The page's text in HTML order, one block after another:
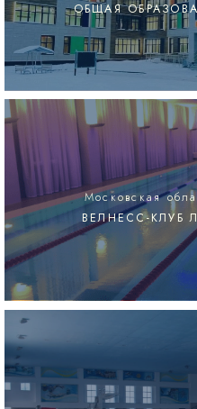
ОБЩАЯ
Московская
ВЕЛНЕСС-КЛУБ